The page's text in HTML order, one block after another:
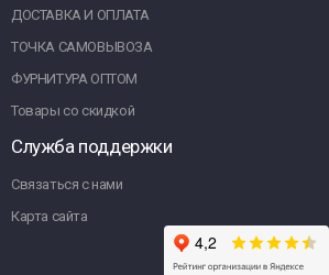
ДОСТАВКА И ОПЛАТА
ТОЧКА САМОВЫВОЗА
ФУРНИТУРА ОПТОМ
Товары со скидкой
Служба поддержки
Связаться с нами
Карта сайта